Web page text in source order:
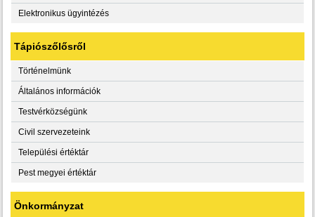
Elektronikus ügyintézés
Tápiószőlősről
Történelmünk
Általános információk
Testvérközségünk
Civil szervezeteink
Települési értéktár
Pest megyei értéktár
Önkormányzat